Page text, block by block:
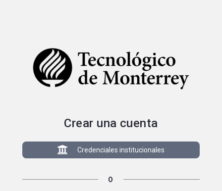
Crear una cuenta
Credenciales institucionales
O